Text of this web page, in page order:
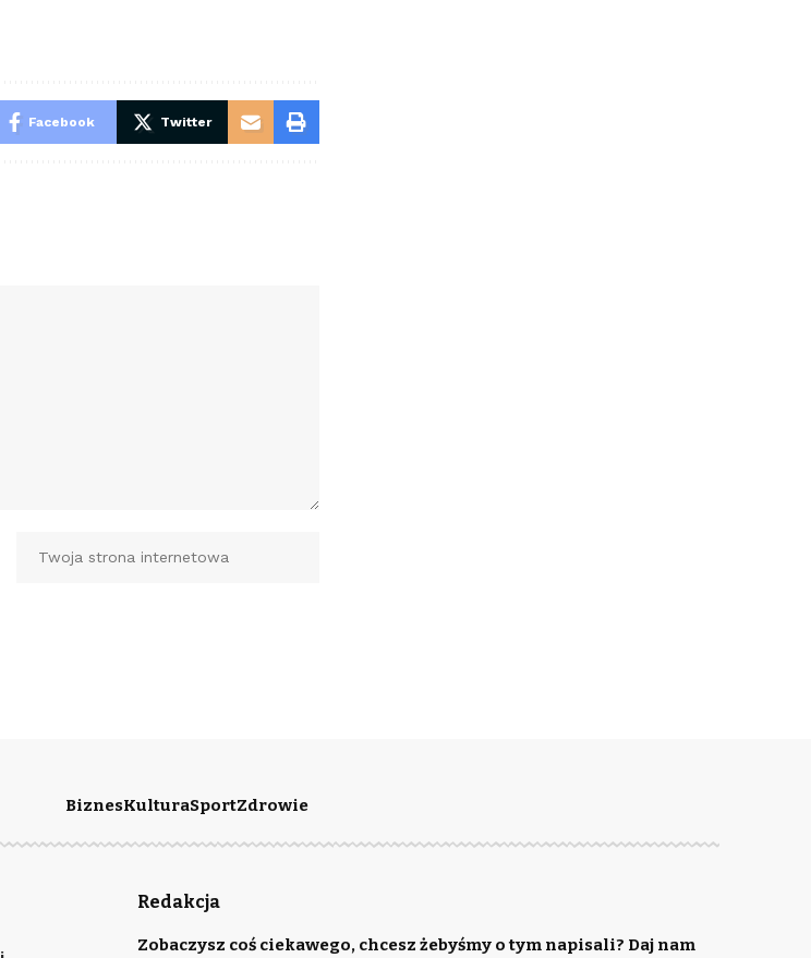
Facebook Twitter
BiznesKulturaSportZdrowie
Redakcja
Zobaczysz coś ciekawego, chcesz żebyśmy o tym napisali? Daj nam